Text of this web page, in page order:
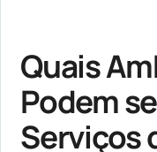
Quais
Podem
Serviços